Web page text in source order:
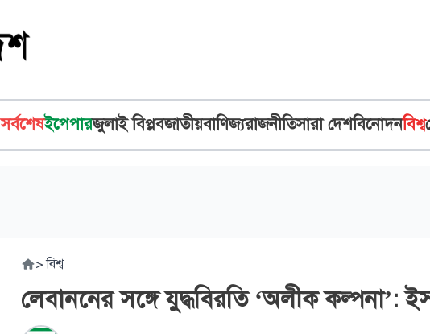
সর্বশেষইপেপারজুলাই বিপ্লবজাতীয়বাণিজ্যরাজনীতিসারা দেশবিনোদনবিশ্ব
> বিশ্ব
লেবাননের সঙ্গে যুদ্ধবিরতি ‘অলীক কল্পনা’: